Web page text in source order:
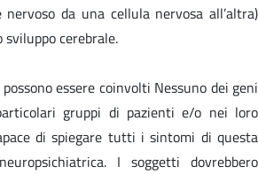
da una cellula nervosa all’altra)
cerebrale.
essere coinvolti Nessuno dei geni
gruppi di pazienti e/o nei loro
di spiegare tutti i sintomi di questa
I soggetti dovrebbero